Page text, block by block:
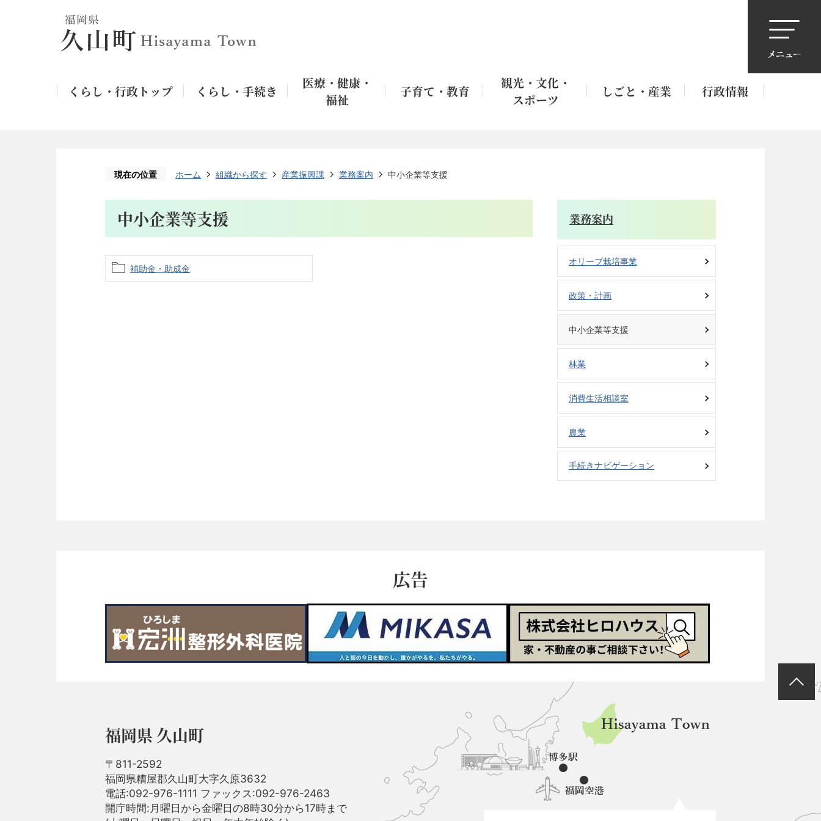
くらし・行政トップ くらし・手続き
医療・健康・
福祉
子育て・教育
観光・文化・
スポーツ
しごと・産業 行政情報
現在の位置 ホーム 組織から探す 産業振興課 業務案内 中小企業等支援
中小企業等支援
補助金・助成金
業務案内
オリーブ栽培事業
政策・計画
中小企業等支援
林業
消費生活相談室
農業
手続きナビゲーション
広告
福岡県 久山町
〒811-2592
福岡県糟屋郡久山町大字久原3632
電話:092-976-1111 ファックス:092-976-2463
開庁時間:月曜日から金曜日の8時30分から17時まで
町
博
多